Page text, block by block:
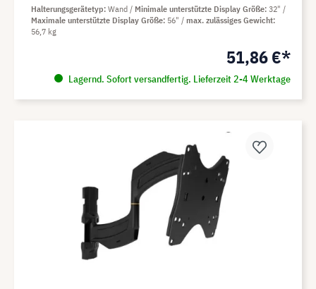
51,86 €*
Lagernd. Sofort versandfertig. Lieferzeit 2-4 Werktage
Halterungsgerätetyp Wand Minimale unterstützte Display Größe 32"
Maximale unterstützte Display Größe 56"
max. zulässiges Gewicht
56,7 kg